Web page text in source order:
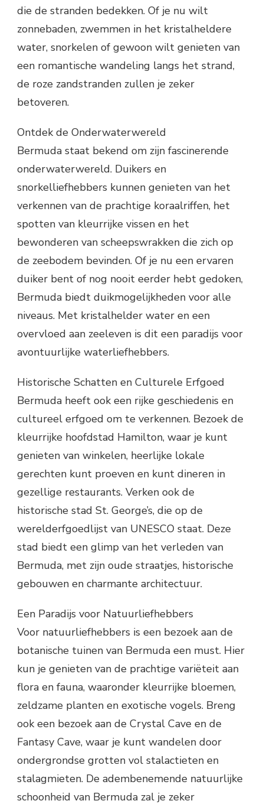
die de stranden bedekken. Of je nu wilt
zonnebaden, zwemmen in het kristalheldere
water, snorkelen of gewoon wilt genieten van
een romantische wandeling langs het strand,
de roze zandstranden zullen je zeker
betoveren.
Ontdek de Onderwaterwereld
Bermuda staat bekend om zijn fascinerende
onderwaterwereld. Duikers en
snorkelliefhebbers kunnen genieten van het
verkennen van de prachtige koraalriffen, het
spotten van kleurrijke vissen en het
bewonderen van scheepswrakken die zich op
de zeebodem bevinden. Of je nu een ervaren
duiker bent of nog nooit eerder hebt gedoken,
Bermuda biedt duikmogelijkheden voor alle
niveaus. Met kristalhelder water en een
overvloed aan zeeleven is dit een paradijs voor
avontuurlijke waterliefhebbers.
Historische Schatten en Culturele Erfgoed
Bermuda heeft ook een rijke geschiedenis en
cultureel erfgoed om te verkennen. Bezoek de
kleurrijke hoofdstad Hamilton, waar je kunt
genieten van winkelen, heerlijke lokale
gerechten kunt proeven en kunt dineren in
gezellige restaurants. Verken ook de
historische stad St. George’s, die op de
werelderfgoedlijst van UNESCO staat. Deze
stad biedt een glimp van het verleden van
Bermuda, met zijn oude straatjes, historische
gebouwen en charmante architectuur.
Een Paradijs voor Natuurliefhebbers
Voor natuurliefhebbers is een bezoek aan de
botanische tuinen van Bermuda een must. Hier
kun je genieten van de prachtige variëteit aan
flora en fauna, waaronder kleurrijke bloemen,
zeldzame planten en exotische vogels. Breng
ook een bezoek aan de Crystal Cave en de
Fantasy Cave, waar je kunt wandelen door
ondergrondse grotten vol stalactieten en
stalagmieten. De adembenemende natuurlijke
schoonheid van Bermuda zal je zeker